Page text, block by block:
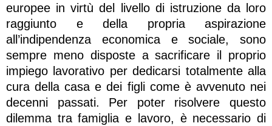
europee in virtù del livello di istruzione da loro
raggiunto e della propria aspirazione
all’indipendenza economica e sociale, sono
sempre meno disposte a sacrificare il proprio
impiego lavorativo per dedicarsi totalmente alla
cura della casa e dei figli come è avvenuto nei
decenni passati. Per poter risolvere questo
dilemma tra famiglia e lavoro, è necessario di